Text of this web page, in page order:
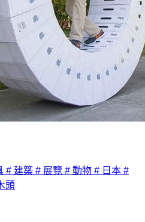
# 建築 # 展覽 # 動物 # 日本 #
頭